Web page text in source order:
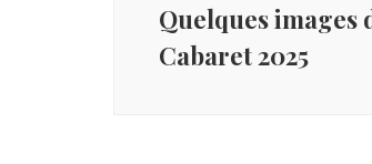
Quelques images
Cabaret 2025